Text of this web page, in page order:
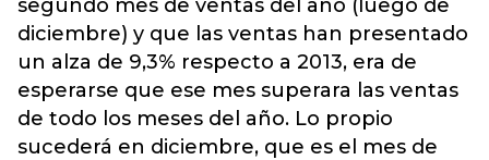
segundo mes de ventas del año (luego de
diciembre) y que las ventas han presentado
un alza de 9,3% respecto a 2013, era de
esperarse que ese mes superara las ventas
de todo los meses del año. Lo propio
sucederá en diciembre, que es el mes de